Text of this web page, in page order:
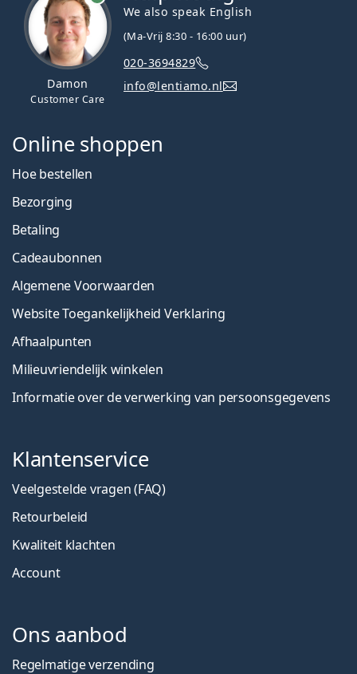
Damon
Customer Care
We also speak English
(Ma-Vrij 8:30 - 16:00 uur)
020-3694829
info@lentiamo.nl
Online shoppen
Hoe bestellen
Bezorging
Betaling
Cadeaubonnen
Algemene Voorwaarden
Website Toegankelijkheid Verklaring
Afhaalpunten
Milieuvriendelijk winkelen
Informatie over de verwerking van persoonsgegevens
Klantenservice
Veelgestelde vragen (FAQ)
Retourbeleid
Kwaliteit klachten
Account
Ons aanbod
Regelmatige verzending